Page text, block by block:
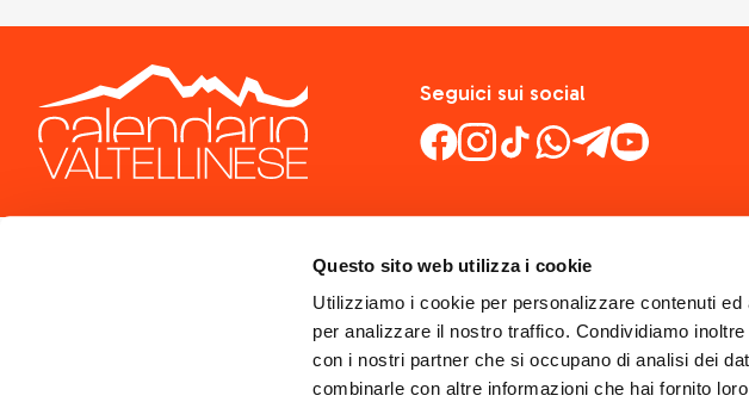
Questo sito web utilizza i cookie
Utilizziamo i cookie per personalizzare contenuti
per analizzare il nostro traffico. Condividiamo
con i nostri partner che si occupano di analisi dei
combinarle con altre informazioni che hai fornito
Seguici sui social